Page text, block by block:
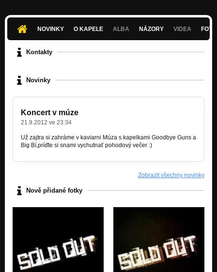
NOVINKY O KAPELE ALBA NÁZORY VIDEA
Kontakty
Novinky
Koncert v múze
21.9.2012 ve 23:34
Už zajtra si zahráme v kaviarni Múza s kapelkami Goodbye Guns a
Big Bí,príďte si snami vychutnať pohodový večer :)
Zobrazit všechny novinky
Nově přidané fotky